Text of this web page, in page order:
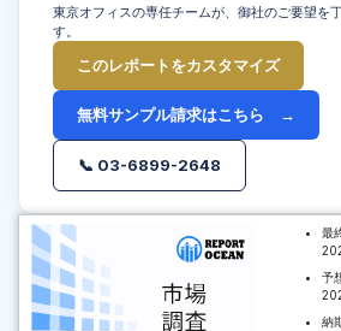
東京オフィスの専任チームが、御社のご要望を
す。
このレポートをカスタマイズ
無料サンプル請求はこちら →
📞 03-6899-2648
最
予
納